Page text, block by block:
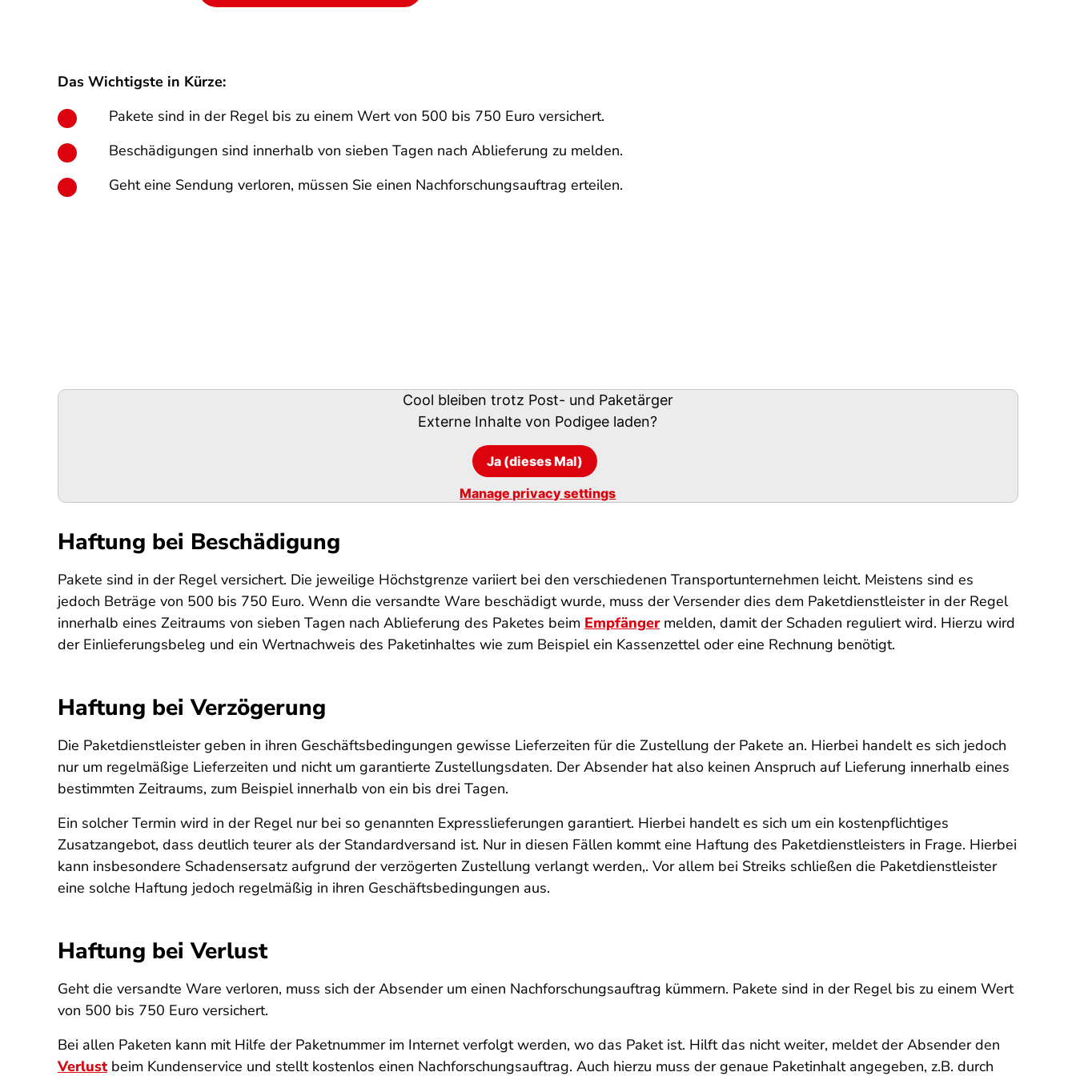
Das Wichtigste in Kürze:
Pakete sind in der Regel bis zu einem Wert von 500 bis 750 Euro versichert.
Beschädigungen sind innerhalb von sieben Tagen nach Ablieferung zu melden.
Geht eine Sendung verloren, müssen Sie einen Nachforschungsauftrag erteilen.
Podigee-
Cool bleiben trotz Post- und Paketärger
Externe Inhalte von Podigee laden?
Ja (dieses Mal)
Manage privacy settings
Haftung bei Beschädigung
Pakete sind in der Regel versichert. Die jeweilige Höchstgrenze variiert bei den verschiedenen Transportunternehmen leicht. Meistens sind es
jedoch Beträge von 500 bis 750 Euro. Wenn die versandte Ware beschädigt wurde, muss der Versender dies dem Paketdienstleister in der Regel
innerhalb eines Zeitraums von sieben Tagen nach Ablieferung des Paketes beim Empfängermelden, damit der Schaden reguliert wird. Hierzu wird
der Einlieferungsbeleg und ein Wertnachweis des Paketinhaltes wie zum Beispiel ein Kassenzettel oder eine Rechnung benötigt.
Haftung bei Verzögerung
Die Paketdienstleister geben in ihren Geschäftsbedingungen gewisse Lieferzeiten für die Zustellung der Pakete an. Hierbei handelt es sich jedoch
nur um regelmäßige Lieferzeiten und nicht um garantierte Zustellungsdaten. Der Absender hat also keinen Anspruch auf Lieferung innerhalb eines
bestimmten Zeitraums, zum Beispiel innerhalb von ein bis drei Tagen.
Ein solcher Termin wird in der Regel nur bei so genannten Expresslieferungen garantiert. Hierbei handelt es sich um ein kostenpflichtiges
Zusatzangebot, dass deutlich teurer als der Standardversand ist. Nur in diesen Fällen kommt eine Haftung des Paketdienstleisters in Frage. Hierbei
kann insbesondere Schadensersatz aufgrund der verzögerten Zustellung verlangt werden,. Vor allem bei Streiks schließen die Paketdienstleister
eine solche Haftung jedoch regelmäßig in ihren Geschäftsbedingungen aus.
Haftung bei Verlust
Geht die versandte Ware verloren, muss sich der Absender um einen Nachforschungsauftrag kümmern. Pakete sind in der Regel bis zu einem Wert
von 500 bis 750 Euro versichert.
Bei allen Paketen kann mit Hilfe der Paketnummer im Internet verfolgt werden, wo das Paket ist. Hilft das nicht weiter, meldet der Absender den
Verlustbeim Kundenservice und stellt kostenlos einen Nachforschungsauftrag. Auch hierzu muss der genaue Paketinhalt angegeben, z.B. durch